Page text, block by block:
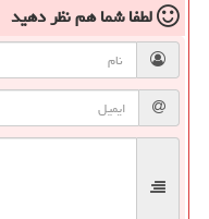
لطفا شما همنظر دهید